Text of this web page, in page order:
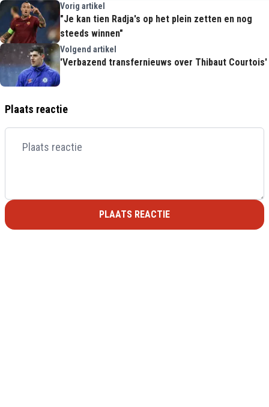
Vorig artikel
"Je kan tien Radja's op het plein zetten en nog
steeds winnen"
Volgend artikel
'Verbazend transfernieuws over Thibaut Courtois'
Plaats reactie
PLAATS REACTIE